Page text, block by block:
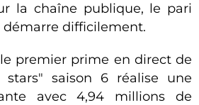
la chaîne publique, le pari
démarre difficilement.
premier prime en direct de
stars" saison 6 réalise une
avec 4,94 millions de